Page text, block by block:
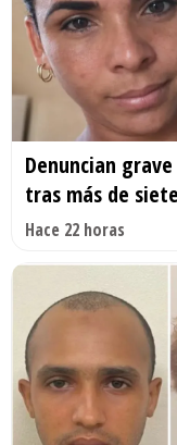
Denuncian
tras más de
Hace 22 horas